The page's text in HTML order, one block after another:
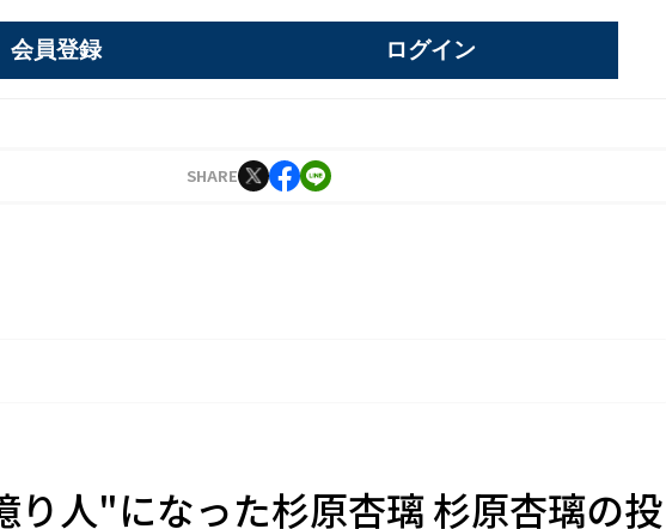
会員登録 ログイン
SHARE
り人"になった杉原杏璃 杉原杏璃の投